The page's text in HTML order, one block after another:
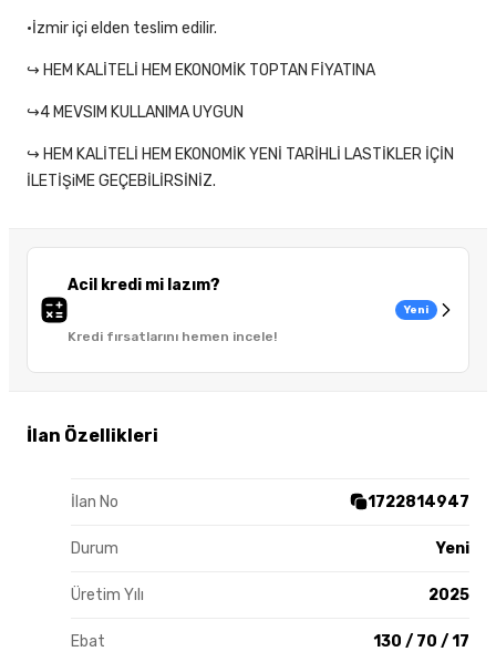
Acil kredi mi lazım?
Kredi fırsatlarını hemen incele!
Yeni
İlan Özellikleri
İlan No 1722814947
Durum Yeni
Üretim Yılı 2025
Ebat 130 / 70 / 17
•İzmir içi elden teslim edilir.
↪ HEM KALİTELİ HEM EKONOMİK TOPTAN FİYATINA
↪4 MEVSIM KULLANIMA UYGUN
↪ HEM KALİTELİ HEM EKONOMİK YENİ TARİHLİ LASTİKLER İÇİN
İLETİŞiME GEÇEBİLİRSİNİZ.